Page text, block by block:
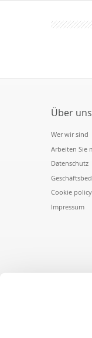
Über uns
Wer wir sind
Arbeiten Sie
Datenschutz
Cookie policy
Impressum